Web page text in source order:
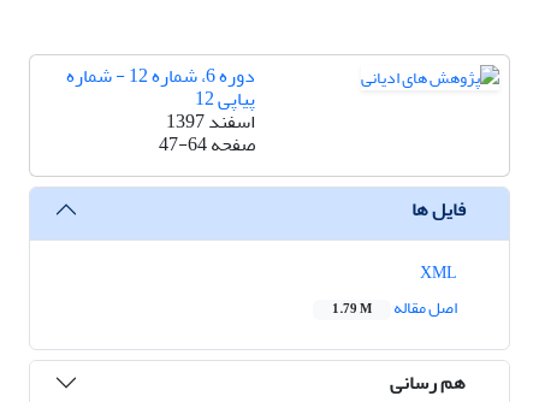
دوره 6، شماره 12 - شماره
پیاپی 12
اسفند 1397
صفحه47-64
فایل ها
اصل مقاله
1.79 M
هم رسانی